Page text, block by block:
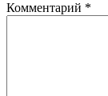
Комментарий *